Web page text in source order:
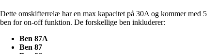
Dette omskifterrelæ har en max kapacitet på 30A og kommer med 5
ben for on-off funktion. De forskellige ben inkluderer:
Ben 87A
Ben 87